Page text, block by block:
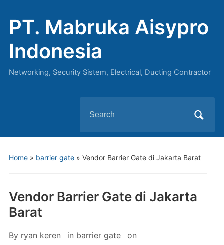
PT. Mabruka Aisypro
Indonesia
Networking, Security Sistem, Electrical, Ducting Contractor
for:
Home» barrier gate» Vendor Barrier Gate di Jakarta Barat
Vendor Barrier Gate di Jakarta
Barat
By ryan keren in barrier gate on